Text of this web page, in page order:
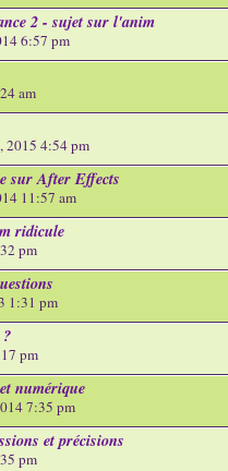
2 - sujet sur l'anim
6:57 pm
am
2015 4:54 pm
sur After Effects
11:57 am
ridicule
pm
1:31 pm
pm
numérique
7:35 pm
et précisions
pm